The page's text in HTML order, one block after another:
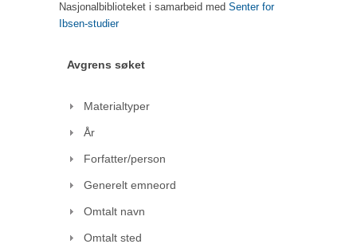
Nasjonalbiblioteket i samarbeid med Senter for
Ibsen-studier
Avgrens søket
Materialtyper
År
Forfatter/person
Generelt emneord
Omtalt navn
Omtalt sted